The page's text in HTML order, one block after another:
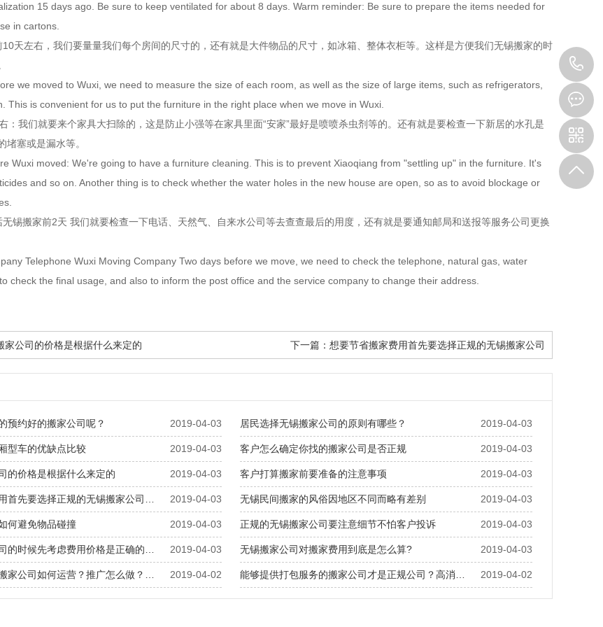
15 days ago. Be sure to keep ventilated for about 8 days. Warm reminder: Be sure to prepare the items needed for
in cartons.
天左右，我们要量量我们每个房间的尺寸的，还有就是大件物品的尺寸，如冰箱、整体衣柜等。这样是方便我们无锡搬家的时
we moved to Wuxi, we need to measure the size of each room, as well as the size of large items, such as refrigerators,
This is convenient for us to put the furniture in the right place when we move in Wuxi.
：我们就要来个家具大扫除的，这是防止小强等在家具里面“安家”最好是喷喷杀虫剂等的。还有就是要检查一下新居的水孔是
堵塞或是漏水等。
Wuxi moved: We're going to have a furniture cleaning. This is to prevent Xiaoqiang from "settling up" in the furniture. It's
and so on. Another thing is to check whether the water holes in the new house are open, so as to avoid blockage or
无锡搬家前2天 我们就要检查一下电话、天然气、自来水公司等去查查最后的用度，还有就是要通知邮局和送报等服务公司更换
Telephone Wuxi Moving Company Two days before we move, we need to check the telephone, natural gas, water
check the final usage, and also to inform the post office and the service company to change their address.
家公司的价格是根据什么来定的 下一篇： 想要节省搬家费用首先要选择正规的无锡搬家公司
2019-04-03
预约好的搬家公司呢？ 2019-04-03
居民选择无锡搬家公司的原则有哪些？
2019-04-03
型车的优缺点比较 2019-04-03
客户怎么确定你找的搬家公司是否正规
2019-04-03
的价格是根据什么来定的 2019-04-03
客户打算搬家前要准备的注意事项
2019-04-03
首先要选择正规的无锡搬家公司… 2019-04-03
无锡民间搬家的风俗因地区不同而略有差别
2019-04-03
何避免物品碰撞 2019-04-03
正规的无锡搬家公司要注意细节不怕客户投诉
2019-04-03
的时候先考虑费用价格是正确的… 2019-04-03
无锡搬家公司对搬家费用到底是怎么算?
2019-04-02
家公司如何运营？推广怎么做？… 2019-04-02
能够提供打包服务的搬家公司才是正规公司？高消…